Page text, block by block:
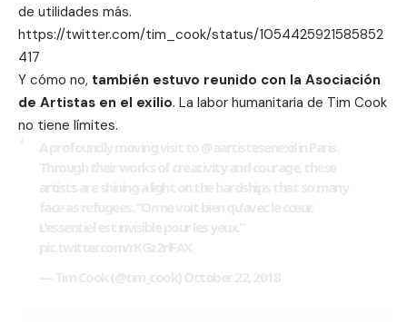
de utilidades más.
https://twitter.com/tim_cook/status/1054425921585852
417
Y cómo no, también estuvo reunido con la Asociación
de Artistas en el exilio. La labor humanitaria de Tim Cook
no tiene límites.